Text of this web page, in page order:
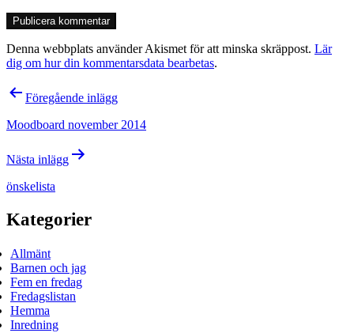
Denna webbplats använder Akismet för att minska skräppost. Lär
dig om hur din kommentarsdata bearbetas.
Inläggsnavigering
Föregående inlägg
Moodboard november 2014
Nästa inlägg
önskelista
Kategorier
Allmänt
Barnen och jag
Fem en fredag
Fredagslistan
Hemma
Inredning